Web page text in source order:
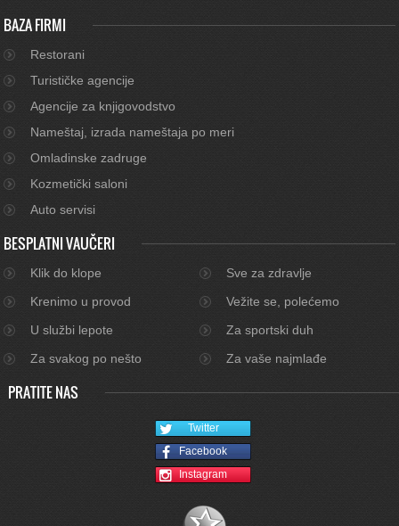
BAZA FIRMI
Restorani
Turističke agencije
Agencije za knjigovodstvo
Nameštaj, izrada nameštaja po meri
Omladinske zadruge
Kozmetički saloni
Auto servisi
BESPLATNI VAUČERI
Klik do klope
Sve za zdravlje
Krenimo u provod
Vežite se, polećemo
U službi lepote
Za sportski duh
Za svakog po nešto
Za vaše najmlađe
PRATITE NAS
Twitter
Facebook
Instagram